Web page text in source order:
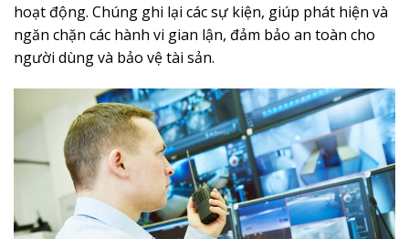
hoạt động. Chúng ghi lại các sự kiện, giúp phát hiện và
ngăn chặn các hành vi gian lận, đảm bảo an toàn cho
người dùng và bảo vệ tài sản.